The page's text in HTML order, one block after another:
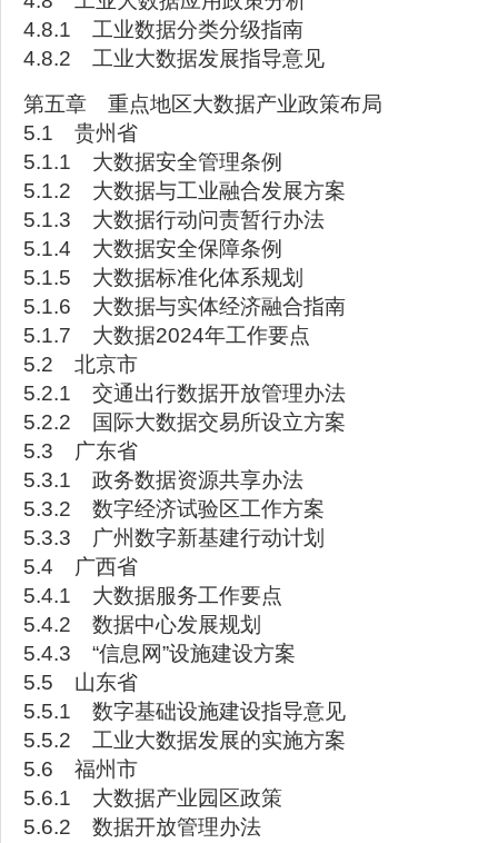
4.8.1 工业数据分类分级指南
4.8.2 工业大数据发展指导意见
第五章 重点地区大数据产业政策布局
5.1 贵州省
5.1.1 大数据安全管理条例
5.1.2 大数据与工业融合发展方案
5.1.3 大数据行动问责暂行办法
5.1.4 大数据安全保障条例
5.1.5 大数据标准化体系规划
5.1.6 大数据与实体经济融合指南
5.1.7 大数据2024年工作要点
5.2 北京市
5.2.1 交通出行数据开放管理办法
5.2.2 国际大数据交易所设立方案
5.3 广东省
5.3.1 政务数据资源共享办法
5.3.2 数字经济试验区工作方案
5.3.3 广州数字新基建行动计划
5.4 广西省
5.4.1 大数据服务工作要点
5.4.2 数据中心发展规划
5.4.3 “信息网”设施建设方案
5.5 山东省
5.5.1 数字基础设施建设指导意见
5.5.2 工业大数据发展的实施方案
5.6 福州市
5.6.1 大数据产业园区政策
5.6.2 数据开放管理办法